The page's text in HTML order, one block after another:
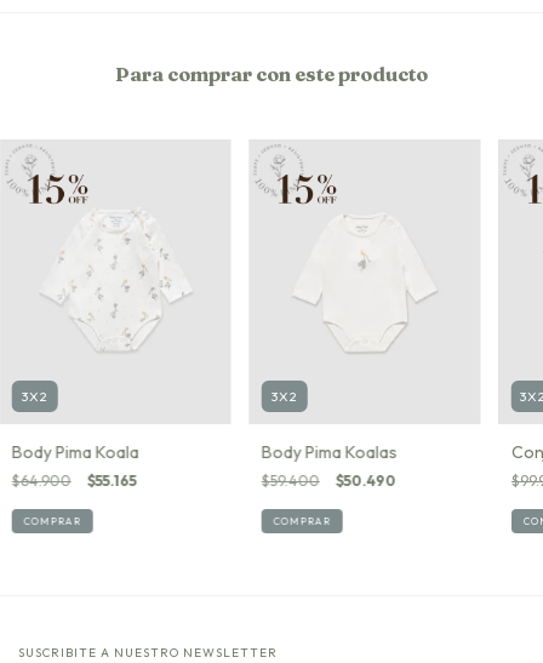
Para comprar con este producto
3X2
Body Pima Koala
$64.900 $55.165
COMPRAR
3X2
Body Pima Koalas
$59.400 $50.490
COMPRAR
SUSCRIBITE A NUESTRO NEWSLETTER